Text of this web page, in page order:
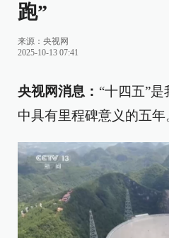
跑”
来源： 央视网
2025-10-13 07:41
央视网消息： “十四五”
中具有里程碑意义的五年